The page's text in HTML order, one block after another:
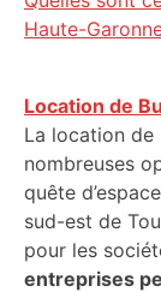
Haute-
Location de
La location de
nombreuses
quête
sud-est de
pour les
entreprises